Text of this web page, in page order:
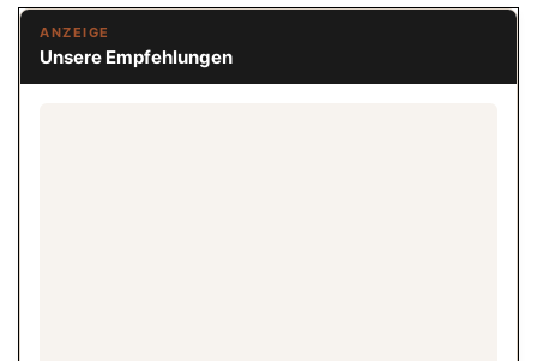
ANZEIGE
Unsere Empfehlungen